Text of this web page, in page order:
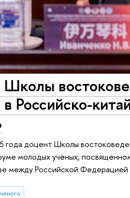
в Российско-
года доцент Школы
молодых учёных,
между Российской